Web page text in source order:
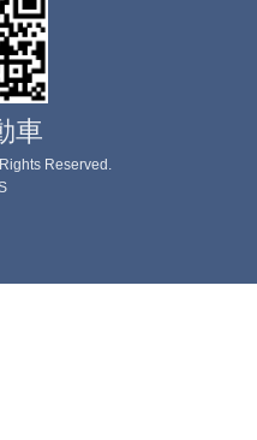
車
Reserved.